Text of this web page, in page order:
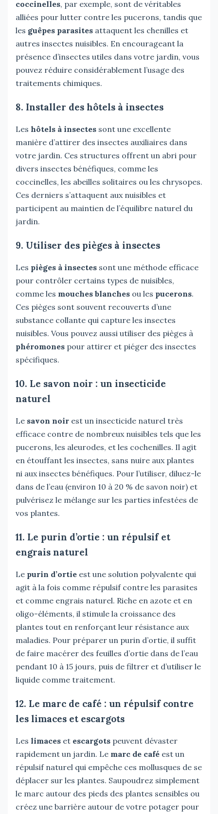
coccinelles, par exemple, sont de véritables
alliées pour lutter contre les pucerons, tandis que
les guêpes parasites attaquent les chenilles et
autres insectes nuisibles. En encourageant la
présence d’insectes utiles dans votre jardin, vous
pouvez réduire considérablement l’usage des
traitements chimiques.
8. Installer des hôtels à insectes
Les hôtels à insectes sont une excellente
manière d’attirer des insectes auxiliaires dans
votre jardin. Ces structures offrent un abri pour
divers insectes bénéfiques, comme les
coccinelles, les abeilles solitaires ou les chrysopes.
Ces derniers s’attaquent aux nuisibles et
participent au maintien de l’équilibre naturel du
jardin.
9. Utiliser des pièges à insectes
Les pièges à insectes sont une méthode efficace
pour contrôler certains types de nuisibles,
comme les mouches blanches ou les pucerons.
Ces pièges sont souvent recouverts d’une
substance collante qui capture les insectes
nuisibles. Vous pouvez aussi utiliser des pièges à
phéromones pour attirer et piéger des insectes
spécifiques.
10. Le savon noir : un insecticide
naturel
Le savon noir est un insecticide naturel très
efficace contre de nombreux nuisibles tels que les
pucerons, les aleurodes, et les cochenilles. Il agit
en étouffant les insectes, sans nuire aux plantes
ni aux insectes bénéfiques. Pour l’utiliser, diluez-le
dans de l’eau (environ 10 à 20 % de savon noir) et
pulvérisez le mélange sur les parties infestées de
vos plantes.
11. Le purin d’ortie : un répulsif et
engrais naturel
Le purin d’ortie est une solution polyvalente qui
agit à la fois comme répulsif contre les parasites
et comme engrais naturel. Riche en azote et en
oligo-éléments, il stimule la croissance des
plantes tout en renforçant leur résistance aux
maladies. Pour préparer un purin d’ortie, il suffit
de faire macérer des feuilles d’ortie dans de l’eau
pendant 10 à 15 jours, puis de filtrer et d’utiliser le
liquide comme traitement.
12. Le marc de café : un répulsif contre
les limaces et escargots
Les limaces et escargots peuvent dévaster
rapidement un jardin. Le marc de café est un
répulsif naturel qui empêche ces mollusques de se
déplacer sur les plantes. Saupoudrez simplement
le marc autour des pieds des plantes sensibles ou
créez une barrière autour de votre potager pour